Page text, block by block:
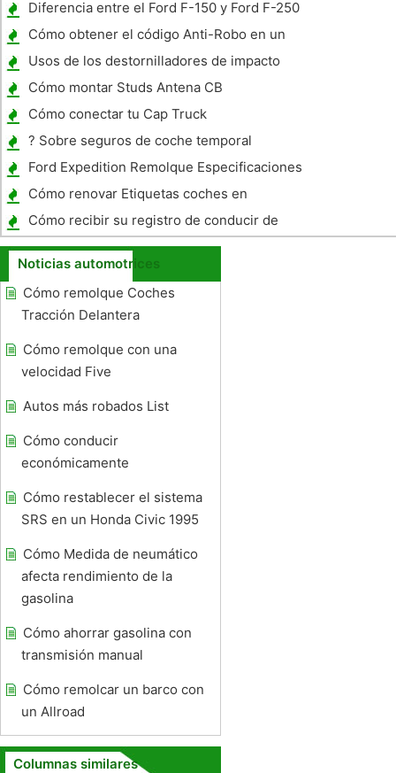
Diferencia entre el Ford F-150 y Ford F-250
Cómo obtener el código Anti-Robo en un
1999 Acura TL
Usos de los destornilladores de impacto
Cómo montar Studs Antena CB
Cómo conectar tu Cap Truck
? Sobre seguros de coche temporal
Ford Expedition Remolque Especificaciones
Cómo renovar Etiquetas coches en
Minnesota
Cómo recibir su registro de conducir de
Mississippi
Noticias automotrices
Cómo remolque Coches
Tracción Delantera
Cómo remolque con una
velocidad Five
Autos más robados List
Cómo conducir
económicamente
Cómo restablecer el sistema
SRS en un Honda Civic 1995
Cómo Medida de neumático
afecta rendimiento de la
gasolina
Cómo ahorrar gasolina con
transmisión manual
Cómo remolcar un barco con
un Allroad
Columnas similares